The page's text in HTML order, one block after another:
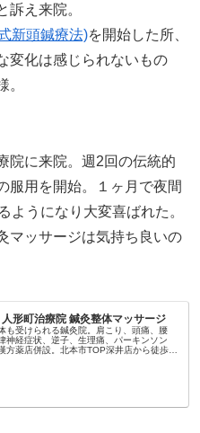
訴え来院。
新頭鍼療法)を開始した所、
変化は感じられないもの
。
院に来院。週2回の伝統的
服用を開始。１ヶ月で夜間
うになり大変喜ばれた。
マッサージは気持ち良いの
形町治療院 鍼灸整体マッサージ
も受けられる鍼灸院。肩こり、頭痛、腰
神経症状、逆子、生理痛、パーキンソン
方薬店併設。北本市TOP深井店から徒歩3